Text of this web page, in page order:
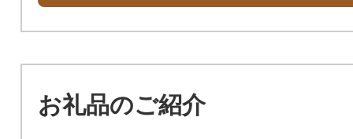
動物愛護のために（動物愛護基金）
新しい本庁舎を建設（新本庁舎建設
基金）
お礼品のご紹介